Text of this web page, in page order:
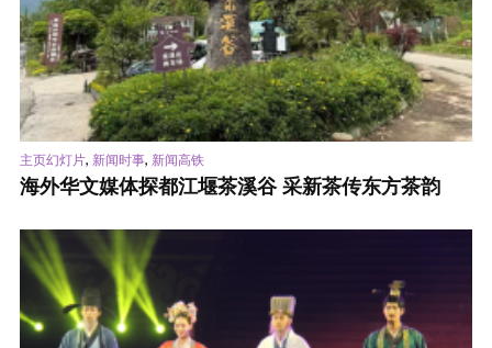
主页幻灯片, 新闻时事, 新闻高铁
海外华文媒体探都江堰茶溪谷 采新茶传东方茶韵